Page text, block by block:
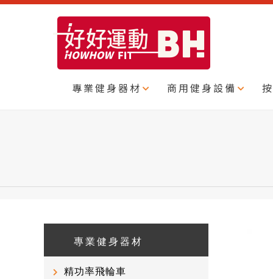
專業健身器材 商用健身設備
專業健身器材
精功率飛輪車